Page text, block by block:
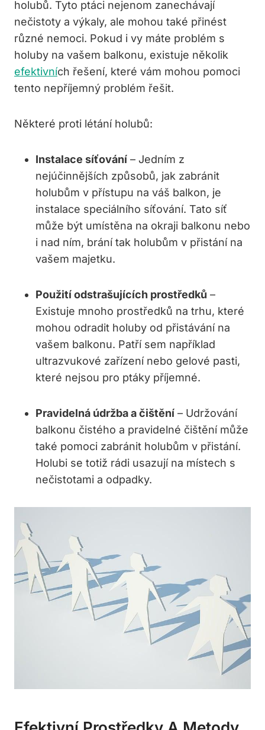
holubů. Tyto ptáci nejenom zanechávají
nečistoty a výkaly, ale mohou také přinést
různé nemoci. Pokud i vy máte problém s
holuby na vašem balkonu, existuje několik
efektivních řešení, které vám mohou pomoci
tento nepříjemný problém řešit.
Některé proti létání holubů:
Instalace síťování – Jedním z
nejúčinnějších způsobů, jak zabránit
holubům v přístupu na váš balkon, je
instalace speciálního síťování. Tato síť
může být umístěna na okraji balkonu nebo
i nad ním, brání tak holubům v přistání na
vašem majetku.
Použití odstrašujících prostředků –
Existuje mnoho prostředků na trhu, které
mohou odradit holuby od přistávání na
vašem balkonu. Patří sem například
ultrazvukové zařízení nebo gelové pasti,
které nejsou pro ptáky příjemné.
Pravidelná údržba a čištění – Udržování
balkonu čistého a pravidelné čištění může
také pomoci zabránit holubům v přistání.
Holubi se totiž rádi usazují na místech s
nečistotami a odpadky.